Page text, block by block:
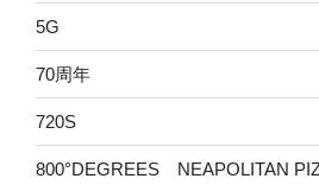
5G
70周年
720S
800°DEGREES NEAPOLITAN